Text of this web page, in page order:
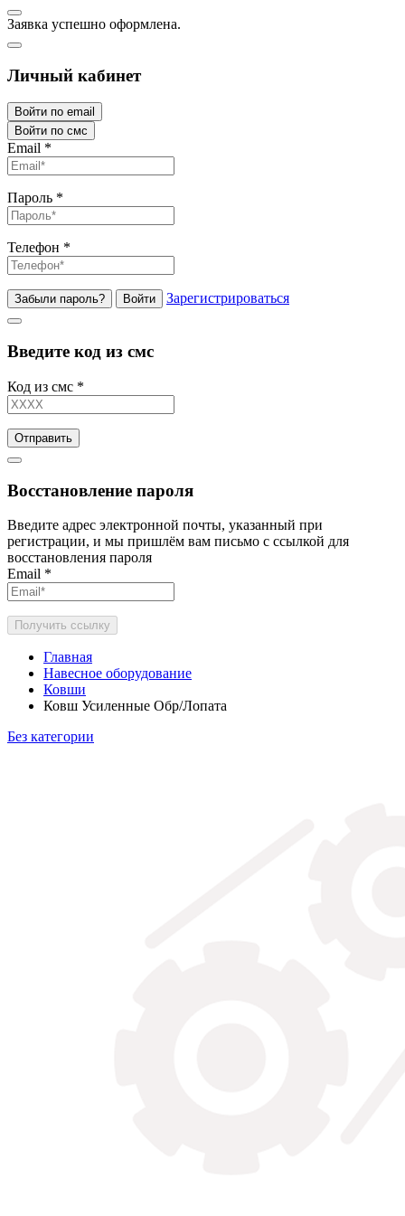
Заявка успешно оформлена.
Личный кабинет
Войти по email
Войти по смс
Email *
Пароль *
Телефон *
Забыли пароль? Войти Зарегистрироваться
Введите код из смс
Код из смс *
Отправить
Восстановление пароля
Введите адрес электронной почты, указанный при
регистрации, и мы пришлём вам письмо с ссылкой для
восстановления пароля
Email *
Получить ссылку
Главная
Навесное оборудование
Ковши
Ковш Усиленные Обр/Лопата
Без категории